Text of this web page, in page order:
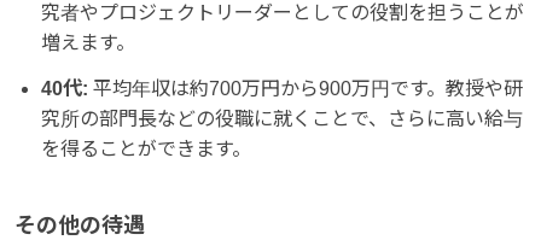
究者やプロジェクトリーダーとしての役割を担うことが
増えます。
40代: 平均年収は約700万円から900万円です。教授や研
究所の部門長などの役職に就くことで、さらに高い給与
を得ることができます。
その他の待遇